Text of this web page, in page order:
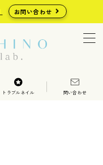
お問い合わせ
トラブルネイル 問い合わせ